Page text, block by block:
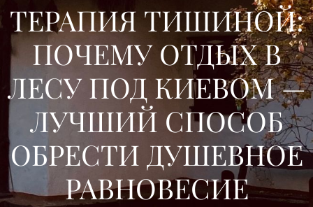
ТЕРАПИЯ ТИШИНОЙ:
ПОЧЕМУ ОТДЫХ В
ЛЕСУ ПОД КИЕВОМ —
ЛУЧШИЙ СПОСОБ
ОБРЕСТИ ДУШЕВНОЕ
РАВНОВЕСИЕ